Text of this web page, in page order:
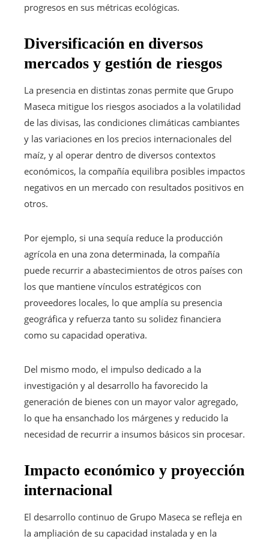
progresos en sus métricas ecológicas.
Diversificación en diversos
mercados y gestión de riesgos
La presencia en distintas zonas permite que Grupo
Maseca mitigue los riesgos asociados a la volatilidad
de las divisas, las condiciones climáticas cambiantes
y las variaciones en los precios internacionales del
maíz, y al operar dentro de diversos contextos
económicos, la compañía equilibra posibles impactos
negativos en un mercado con resultados positivos en
otros.
Por ejemplo, si una sequía reduce la producción
agrícola en una zona determinada, la compañía
puede recurrir a abastecimientos de otros países con
los que mantiene vínculos estratégicos con
proveedores locales, lo que amplía su presencia
geográfica y refuerza tanto su solidez financiera
como su capacidad operativa.
Del mismo modo, el impulso dedicado a la
investigación y al desarrollo ha favorecido la
generación de bienes con un mayor valor agregado,
lo que ha ensanchado los márgenes y reducido la
necesidad de recurrir a insumos básicos sin procesar.
Impacto económico y proyección
internacional
El desarrollo continuo de Grupo Maseca se refleja en
la ampliación de su capacidad instalada y en la